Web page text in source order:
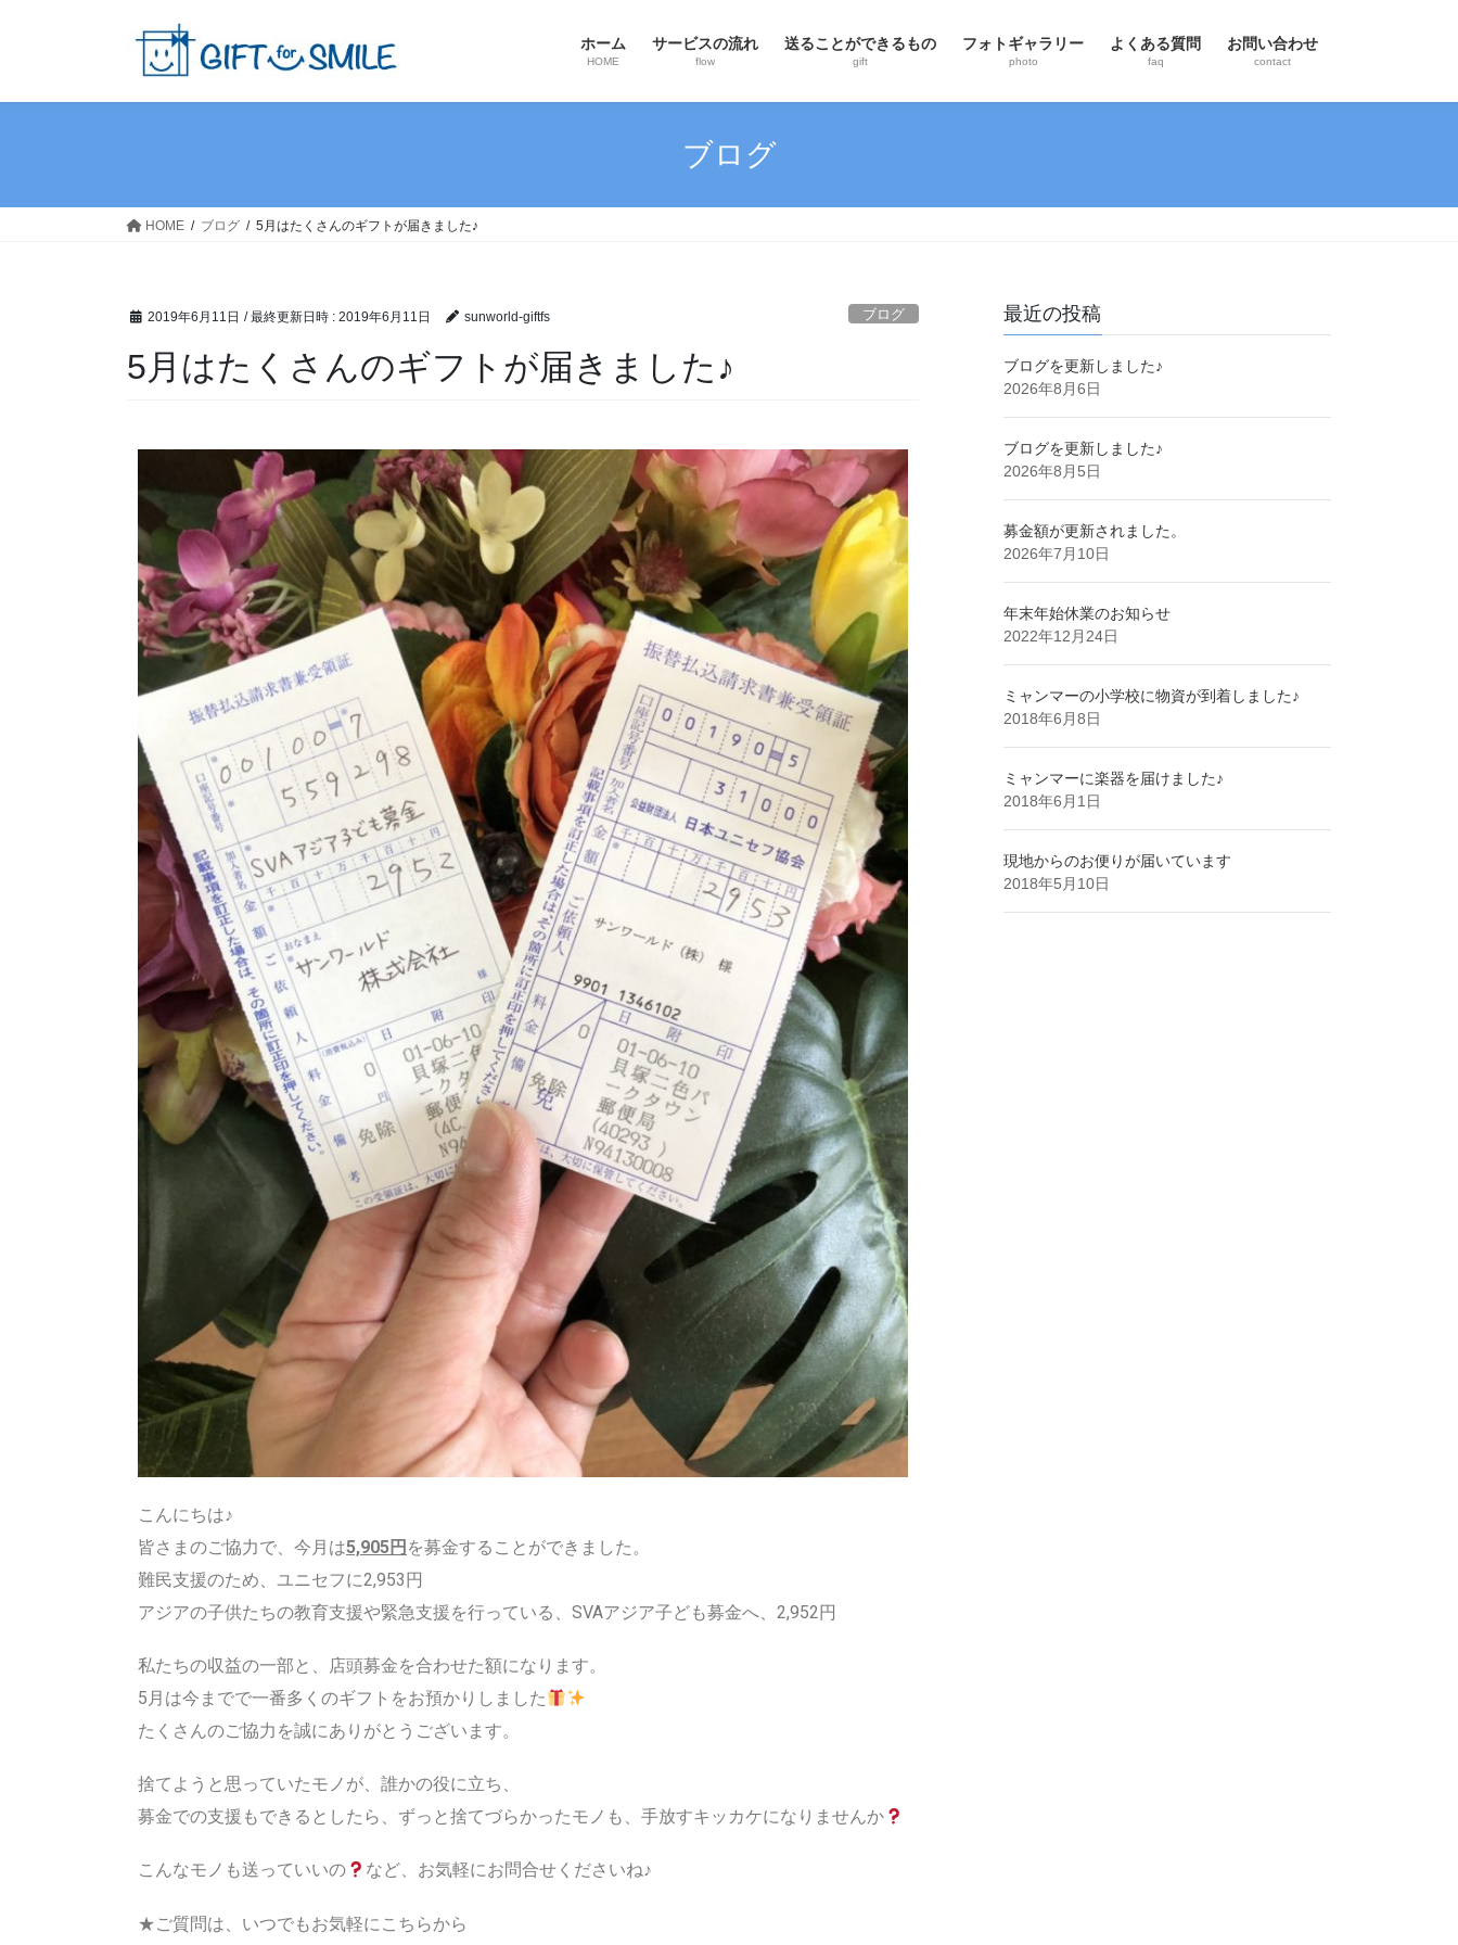
ホーム
HOME
サービスの流れ
flow
送ることができるもの
gift
フォトギャラリー
photo
よくある質問
faq
お問い合わせ
contact
ブログ
HOME ブログ 5月はたくさんのギフトが届きました♪
2019年6月11日 / 最終更新日時 : 2019年6月11日 sunworld-giftfs ブログ
5月はたくさんのギフトが届きました♪
こんにちは♪
皆さまのご協力で、今月は5,905円 を募金することができました。
難民支援のため、ユニセフに2,953円
アジアの子供たちの教育支援や緊急支援を行っている、SVAアジア子ども募金へ、2,952円
私たちの収益の一部と、店頭募金を合わせた額になります。
5月は今までで一番多くのギフトをお預かりしました
たくさんのご協力を誠にありがとうございます。
捨てようと思っていたモノが、誰かの役に立ち、
募金での支援もできるとしたら、ずっと捨てづらかったモノも、手放すキッカケになりませんか
こんなモノも送っていいの など、お気軽にお問合せくださいね♪
★ご質問は、いつでもお気軽にこちらから
最近の投稿
ブログを更新しました♪
2026年8月6日
ブログを更新しました♪
2026年8月5日
募金額が更新されました。
2026年7月10日
年末年始休業のお知らせ
2022年12月24日
ミャンマーの小学校に物資が到着しました♪
2018年6月8日
ミャンマーに楽器を届けました♪
2018年6月1日
現地からのお便りが届いています
2018年5月10日